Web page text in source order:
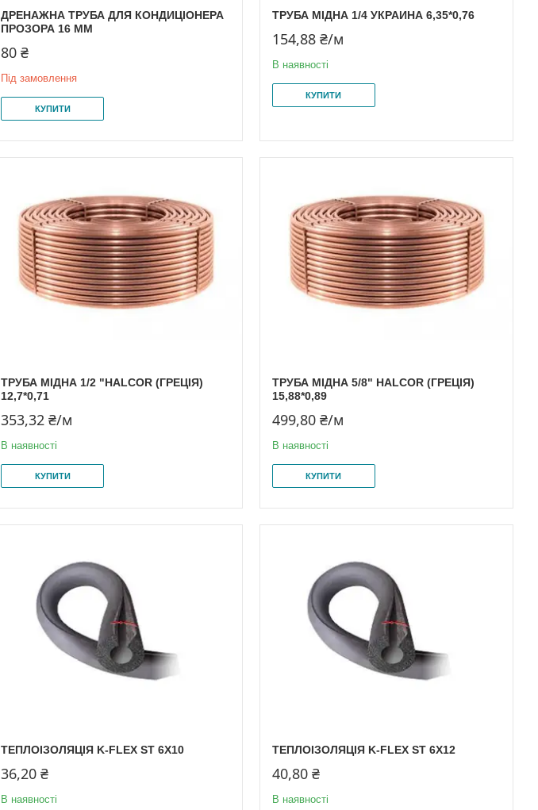
ДРЕНАЖНА ТРУБА ДЛЯ КОНДИЦІОНЕРА
ПРОЗОРА 16 ММ
80 ₴
Під замовлення
КУПИТИ
ТРУБА МІДНА 1/4 УКРАИНА 6,35*0,76
154,88 ₴/м
В наявності
КУПИТИ
ТРУБА МІДНА 1/2 "HALCOR (ГРЕЦІЯ)
12,7*0,71
353,32 ₴/м
В наявності
КУПИТИ
ТРУБА МІДНА 5/8" HALCOR (ГРЕЦІЯ)
15,88*0,89
499,80 ₴/м
В наявності
КУПИТИ
ТЕПЛОІЗОЛЯЦІЯ K-FLEX ST 6X10
36,20 ₴
В наявності
ТЕПЛОІЗОЛЯЦІЯ K-FLEX ST 6X12
40,80 ₴
В наявності